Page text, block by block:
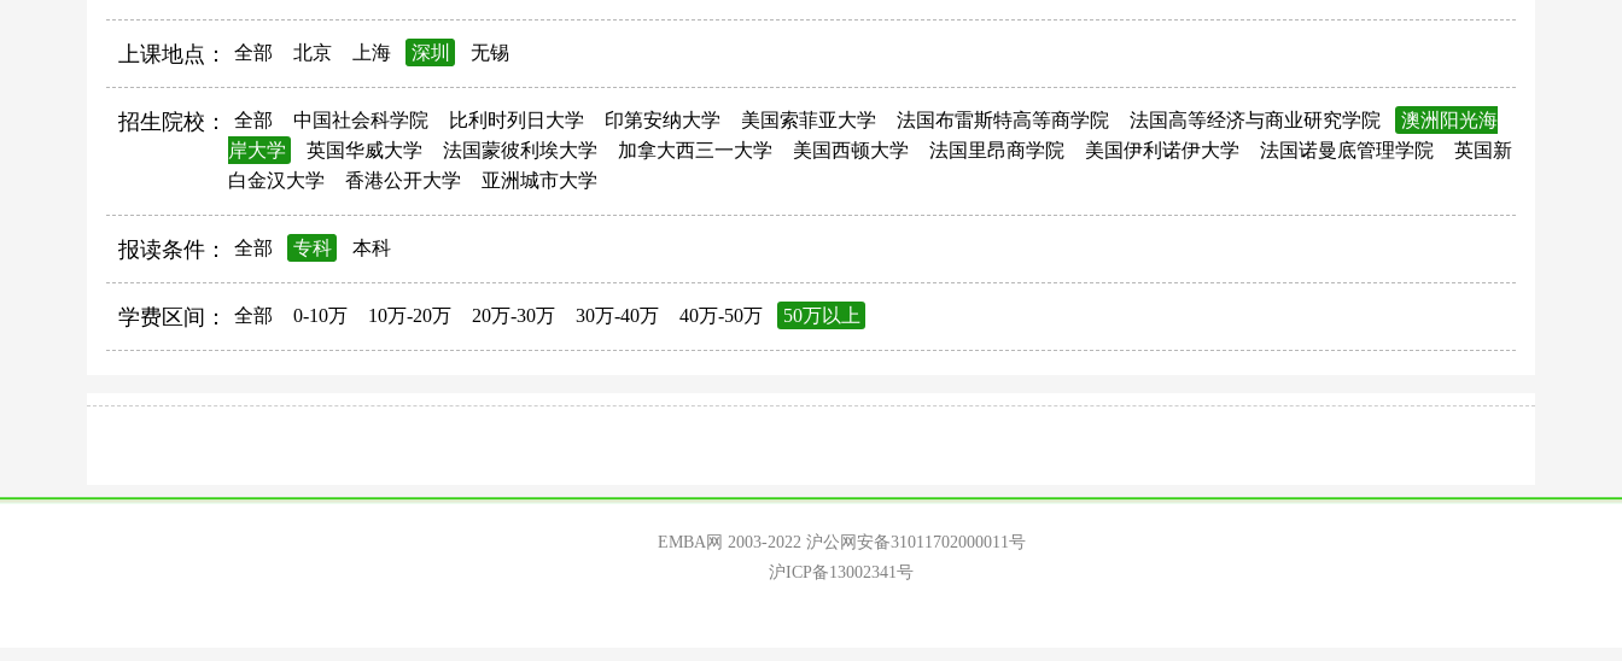
上课地点： 全部 北京 上海 深圳 无锡
招生院校： 全部 中国社会科学院 比利时列日大学 印第安纳大学 美国索菲亚大学 法国布雷斯特高等商学院 法国高等经济与商业研究学院
澳洲阳光海
岸大学
英国华威大学 法国蒙彼利埃大学 加拿大西三一大学 美国西顿大学 法国里昂商学院 美国伊利诺伊大学 法国诺曼底管理学院
英国新
白金汉大学
香港公开大学 亚洲城市大学
报读条件： 全部 专科 本科
学费区间： 全部 0-10万 10万-20万 20万-30万 30万-40万 40万-50万 50万以上
EMBA网 2003-2022 沪公网安备31011702000011号
沪ICP备13002341号